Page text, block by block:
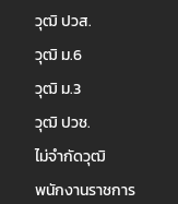
วุฒิ ปวส.
วุฒิ ม.6
วุฒิ ม.3
วุฒิ ปวช.
ไม่จำกัดวุฒิ
พนักงานราชการ